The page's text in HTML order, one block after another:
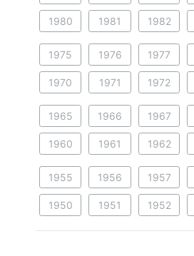
1980 1981 1982
1975 1976 1977
1970 1971 1972
1965 1966 1967
1960 1961 1962
1955 1956 1957
1950 1951 1952